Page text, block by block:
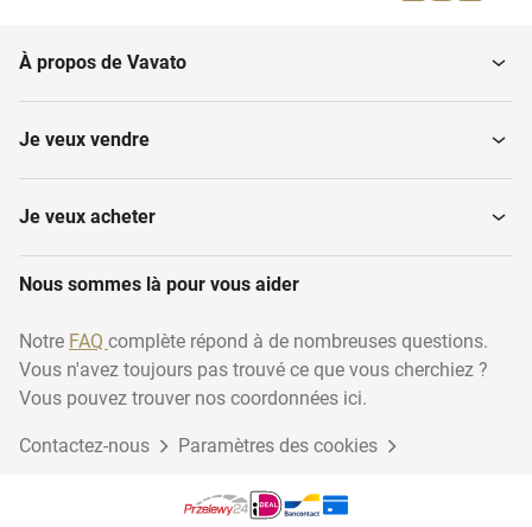
À propos de Vavato
Je veux vendre
Je veux acheter
Nous sommes là pour vous aider
Notre FAQ complète répond à de nombreuses questions.
Vous n'avez toujours pas trouvé ce que vous cherchiez ?
Vous pouvez trouver nos coordonnées ici.
Contactez-nous Paramètres des cookies